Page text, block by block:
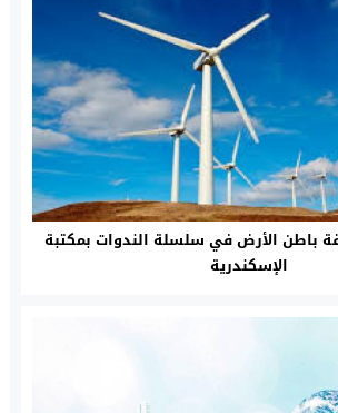
باطن الأرض في سلسلة الندوات بمكتبة
الإسكندرية